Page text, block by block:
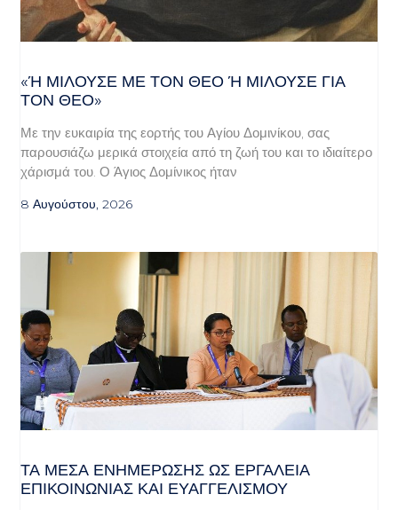
«Ή ΜΙΛΟΎΣΕ ΜΕ ΤΟΝ ΘΕΌ Ή ΜΙΛΟΎΣΕ ΓΙΑ ΤΟ
Ν ΘΕΌ»
Με την ευκαιρία της εορτής του Αγίου Δομινίκου, σας
παρουσιάζω μερικά στοιχεία από τη ζωή του και το ιδιαίτερο
χάρισμά του. Ο Άγιος Δομίνικος ήταν
8 Αυγούστου, 2026
ΤΑ ΜΈΣΑ ΕΝΗΜΈΡΩΣΗΣ ΩΣ ΕΡΓΑΛΕΊΑ
ΕΠΙΚΟΙΝΩΝΊΑΣ ΚΑΙ ΕΥΑΓΓΕΛΙΣΜΟΎ